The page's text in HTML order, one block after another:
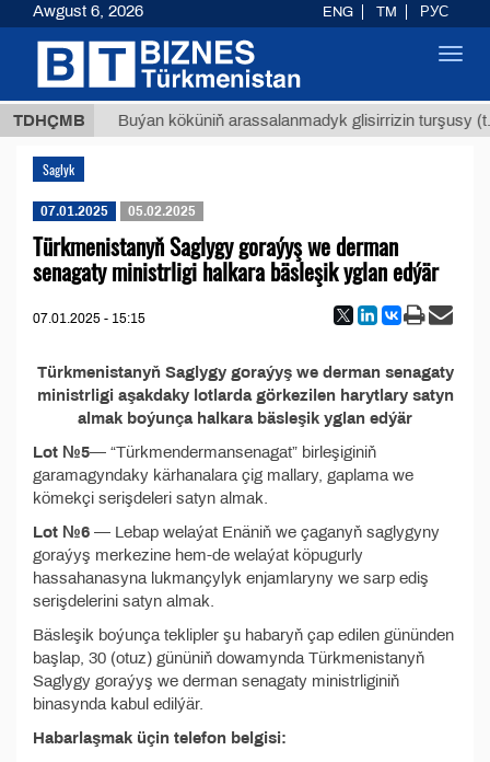
TDHÇMB
ТМТ Buýan köküniň arassalanmadyk glisirrizin turşusy
Saglyk
07.01.2025 05.02.2025
Türkmenistanyň Saglygy goraýyş we derman
senagaty ministrligi halkara bäsleşik yglan edýär
07.01.2025 - 15:15
Türkmenistanyň Saglygy goraýyş we derman senagaty
ministrligi aşakdaky lotlarda görkezilen harytlary satyn
almak boýunça halkara bäsleşik yglan edýär
Lot №5­— “Türkmendermansenagat” birleşiginiň
garamagyndaky kärhanalara çig mallary, gaplama we
kömekçi serişdeleri satyn almak.
Lot №6 — Lebap welaýat Enäniň we çaganyň saglygyny
goraýyş merkezine hem-de welaýat köpugurly
hassahanasyna lukmançylyk enjamlaryny we sarp ediş
serişdelerini satyn almak.
Bäsleşik boýunça teklipler şu habaryň çap edilen gününden
başlap, 30 (otuz) gününiň dowamynda Türkmenistanyň
Saglygy goraýyş we derman senagaty ministrliginiň
binasynda kabul edilýär.
Habarlaşmak üçin telefon belgisi:
Awgust 6, 2026 ENG TM РУС